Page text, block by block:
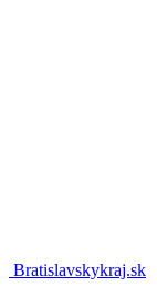
Bratislavskykraj.sk